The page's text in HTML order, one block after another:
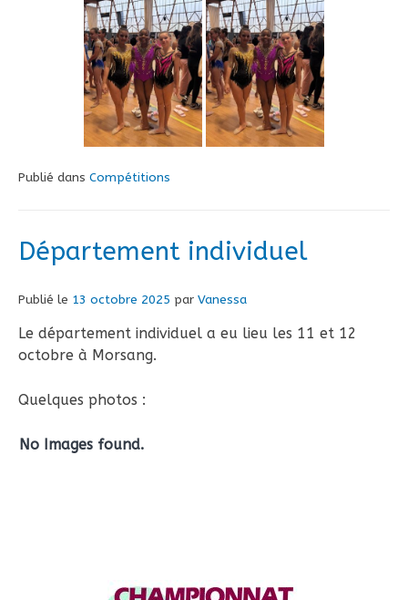
Publié dans Compétitions
Département individuel
Publié le 13 octobre 2025 par Vanessa
Le département individuel a eu lieu les 11 et 12
octobre à Morsang.
Quelques photos :
No Images found.